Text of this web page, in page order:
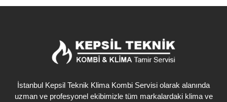
İstanbul Kepsil Teknik Klima Kombi Servisi olarak alanında
uzman ve profesyonel ekibimizle tüm markalardaki klima ve